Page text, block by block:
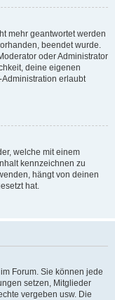
mehr geantwortet werden
beendet wurde.
oder Administrator
deine eigenen
erlaubt
welche mit einem
kennzeichnen zu
hängt von deinen
hat.
Forum. Sie können jede
setzen, Mitglieder
vergeben usw. Die